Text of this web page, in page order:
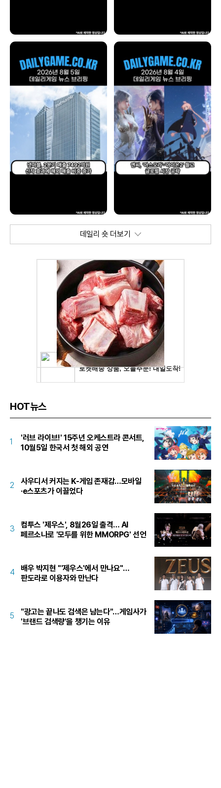
데일리 숏 더보기
HOT뉴스
1
'러브 라이브!' 15주년 오케스트라 콘서트,
10월5일 한국서 첫 해외 공연
2
사우디서 커지는 K-게임 존재감…모바일
·e스포츠가 이끌었다
3
컴투스 '제우스', 8월26일 출격… AI
페르소나로 '모두를 위한 MMORPG' 선언
4
배우 박지현 "'제우스'에서 만나요"…
판도라로 이용자와 만난다
5
"광고는 끝나도 검색은 남는다"…게임사가
'브랜드 검색량'을 챙기는 이유